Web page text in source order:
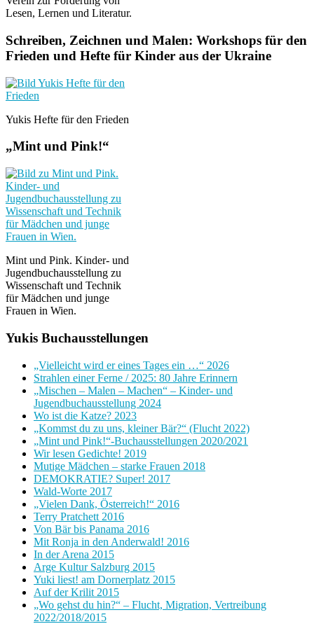
Lesen, Lernen und Literatur.
Schreiben, Zeichnen und Malen: Workshops für den
Frieden und Hefte für Kinder aus der Ukraine
Yukis Hefte für den Frieden
„Mint und Pink!“
Mint und Pink. Kinder- und
Jugendbuchausstellung zu
Wissenschaft und Technik
für Mädchen und junge
Frauen in Wien.
Yukis Buchausstellungen
„Vielleicht wird er eines Tages ein …“ 2026
Strahlen einer Ferne / 2025: 80 Jahre Erinnern
„Mischen – Malen – Machen“ – Kinder- und
Jugendbuchausstellung 2024
Wo ist die Katze? 2023
„Kommst du zu uns, kleiner Bär?“ (Flucht 2022)
„Mint und Pink!“-Buchausstellungen 2020/2021
Wir lesen Gedichte! 2019
Mutige Mädchen – starke Frauen 2018
DEMOKRATIE? Super! 2017
Wald-Worte 2017
„Vielen Dank, Österreich!“ 2016
Terry Pratchett 2016
Von Bär bis Panama 2016
Mit Ronja in den Anderwald! 2016
In der Arena 2015
Arge Kultur Salzburg 2015
Yuki liest! am Dornerplatz 2015
Auf der Krilit 2015
„Wo gehst du hin?“ – Flucht, Migration, Vertreibung
2022/2018/2015